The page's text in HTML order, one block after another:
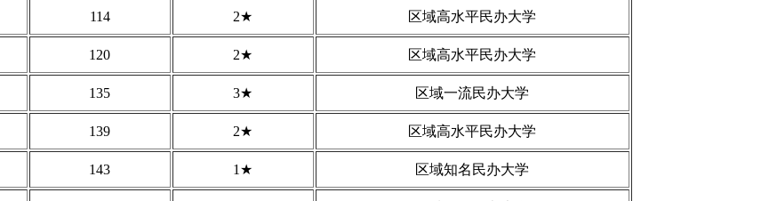
114 2★ 区域高水平民办大学
120 2★ 区域高水平民办大学
135 3★ 区域一流民办大学
139 2★ 区域高水平民办大学
143 1★ 区域知名民办大学